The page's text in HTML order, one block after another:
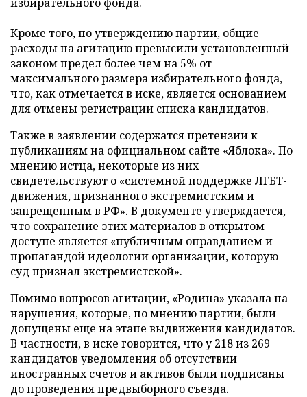
Кроме того, по утверждению партии, общие
расходы на агитацию превысили установленный
законом предел более чем на 5% от
максимального размера избирательного фонда,
что, как отмечается в иске, является основанием
для отмены регистрации списка кандидатов.
Также в заявлении содержатся претензии к
публикациям на официальном сайте «Яблока». По
мнению истца, некоторые из них
свидетельствуют о «системной поддержке ЛГБТ-
движения, признанного экстремистским и
запрещенным в РФ». В документе утверждается,
что сохранение этих материалов в открытом
доступе является «публичным оправданием и
пропагандой идеологии организации, которую
суд признал экстремистской».
Помимо вопросов агитации, «Родина» указала на
нарушения, которые, по мнению партии, были
допущены еще на этапе выдвижения кандидатов.
В частности, в иске говорится, что у 218 из 269
кандидатов уведомления об отсутствии
иностранных счетов и активов были подписаны
до проведения предвыборного съезда.